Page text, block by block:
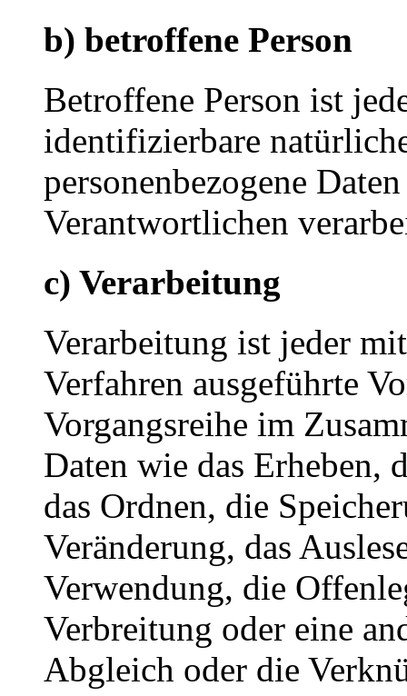
b) betroffene Person
Betroffene Person ist
identifizierbare
personenbezogene
Verantwortlichen
c) Verarbeitung
Verarbeitung ist jeder
Verfahren ausgeführte
Vorgangsreihe im
Daten wie das Erheben,
das Ordnen, die
Veränderung, das
Verwendung, die
Verbreitung oder eine
Abgleich oder die